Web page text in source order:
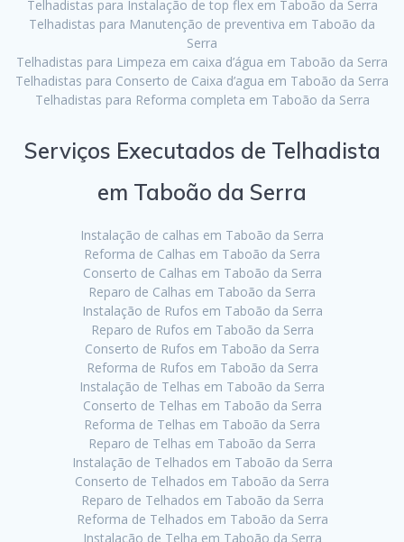
Telhadistas para Instalação de top flex em Taboão da Serra
Telhadistas para Manutenção de preventiva em Taboão da
Serra
Telhadistas para Limpeza em caixa d’água em Taboão da Serra
Telhadistas para Conserto de Caixa d’agua em Taboão da Serra
Telhadistas para Reforma completa em Taboão da Serra
Serviços Executados de Telhadista
em Taboão da Serra
Instalação de calhas em Taboão da Serra
Reforma de Calhas em Taboão da Serra
Conserto de Calhas em Taboão da Serra
Reparo de Calhas em Taboão da Serra
Instalação de Rufos em Taboão da Serra
Reparo de Rufos em Taboão da Serra
Conserto de Rufos em Taboão da Serra
Reforma de Rufos em Taboão da Serra
Instalação de Telhas em Taboão da Serra
Conserto de Telhas em Taboão da Serra
Reforma de Telhas em Taboão da Serra
Reparo de Telhas em Taboão da Serra
Instalação de Telhados em Taboão da Serra
Conserto de Telhados em Taboão da Serra
Reparo de Telhados em Taboão da Serra
Reforma de Telhados em Taboão da Serra
Instalação de Telha em Taboão da Serra